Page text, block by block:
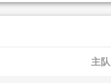
主队